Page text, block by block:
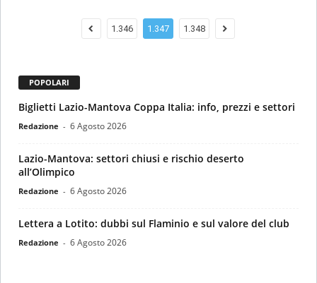
1.346 1.347 1.348
POPOLARI
Biglietti Lazio-Mantova Coppa Italia: info, prezzi e settori
Redazione - 6 Agosto 2026
Lazio-Mantova: settori chiusi e rischio deserto
all’Olimpico
Redazione - 6 Agosto 2026
Lettera a Lotito: dubbi sul Flaminio e sul valore del club
Redazione - 6 Agosto 2026